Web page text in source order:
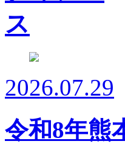
2026.07.29
令和8年熊